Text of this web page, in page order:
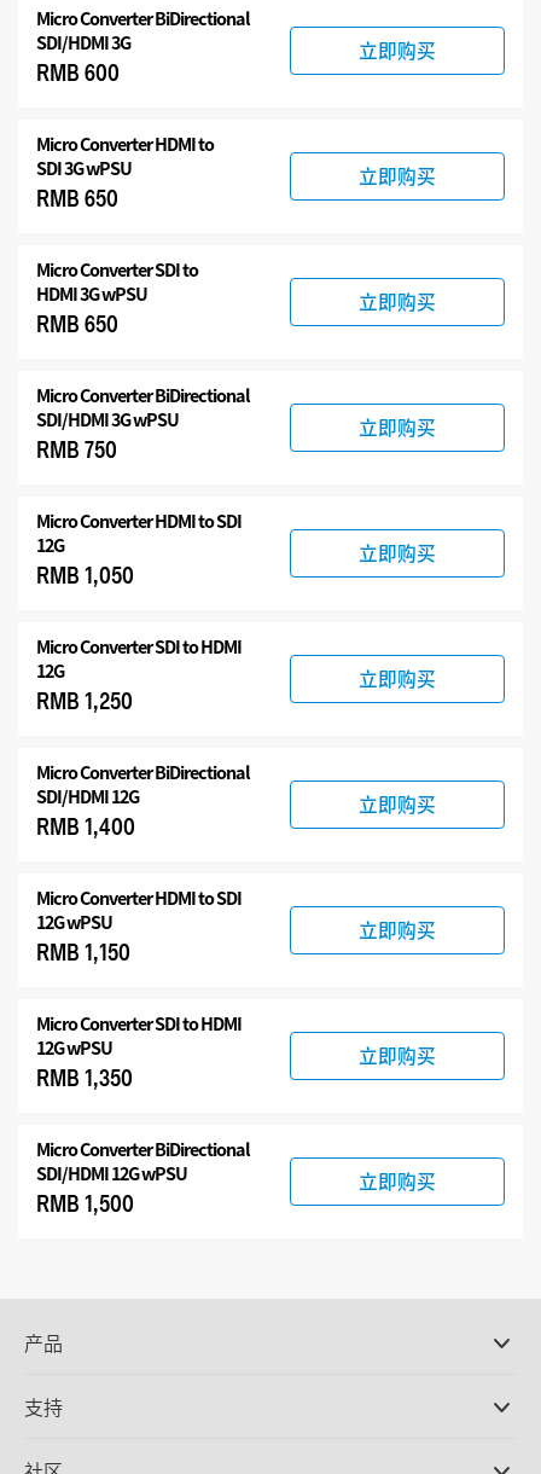
Micro ConverterBiDirectional
SDI/HDMI 3G
RMB 600
立即购买
Micro ConverterHDMI to
SDI 3G wPSU
RMB 650
立即购买
Micro ConverterSDI to
HDMI 3G wPSU
RMB 650
立即购买
Micro ConverterBiDirectional
SDI/HDMI 3G wPSU
RMB 750
立即购买
Micro ConverterHDMI to SDI
12G
RMB 1,050
立即购买
Micro ConverterSDI to HDMI
12G
RMB 1,250
立即购买
Micro ConverterBiDirectional
SDI/HDMI 12G
RMB 1,400
立即购买
Micro ConverterHDMI to SDI
12G wPSU
RMB 1,150
立即购买
Micro ConverterSDI to HDMI
12G wPSU
RMB 1,350
立即购买
Micro ConverterBiDirectional
SDI/HDMI 12G wPSU
RMB 1,500
立即购买
产品
DaVinci Resolve和Fusion软件
支持